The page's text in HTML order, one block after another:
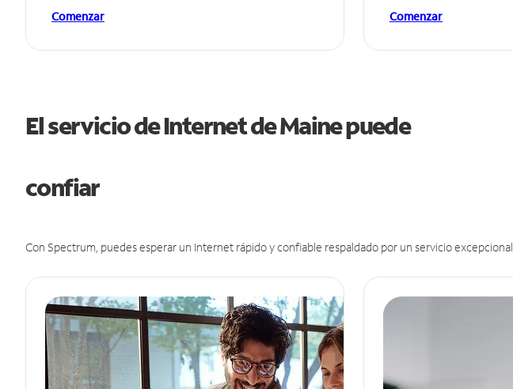
Comenzar Comenzar
El servicio de Internet de Maine puede
confiar
Con Spectrum, puedes esperar un Internet rápido y confiable respaldado por un servicio excepcional.